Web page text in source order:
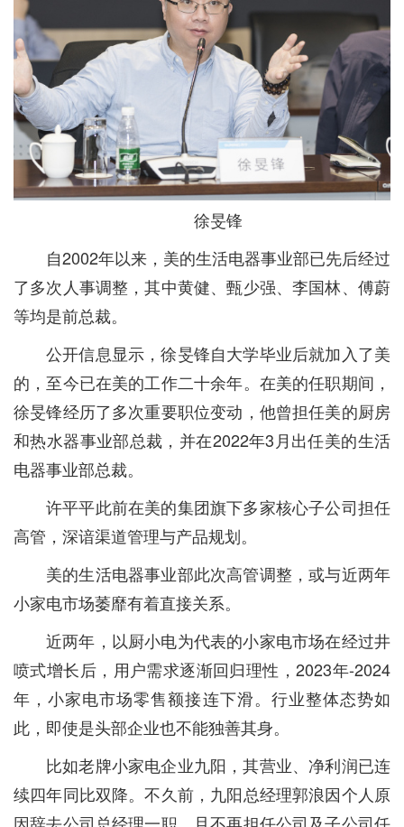
徐旻锋
自2002年以来，美的生活电器事业部已先后经过
了多次人事调整，其中黄健、甄少强、李国林、傅蔚
等均是前总裁。
公开信息显示，徐旻锋自大学毕业后就加入了美
的，至今已在美的工作二十余年。在美的任职期间，
徐旻锋经历了多次重要职位变动，他曾担任美的厨房
和热水器事业部总裁，并在2022年3月出任美的生活
电器事业部总裁。
许平平此前在美的集团旗下多家核心子公司担任
高管，深谙渠道管理与产品规划。
美的生活电器事业部此次高管调整，或与近两年
小家电市场萎靡有着直接关系。
近两年，以厨小电为代表的小家电市场在经过井
喷式增长后，用户需求逐渐回归理性，2023年-2024
年，小家电市场零售额接连下滑。行业整体态势如
此，即使是头部企业也不能独善其身。
比如老牌小家电企业九阳，其营业、净利润已连
续四年同比双降。不久前，九阳总经理郭浪因个人原